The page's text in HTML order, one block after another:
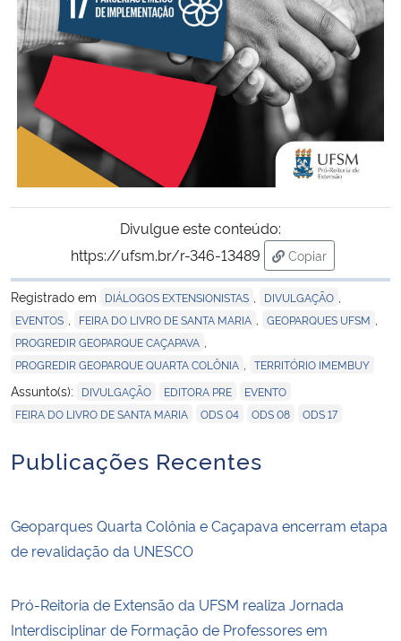
Divulgue este conteúdo:
https://ufsm.br/r-346-13489
Copiar
para área de
Registrado em
DIÁLOGOS EXTENSIONISTAS DIVULGAÇÃO
EVENTOS FEIRA DO LIVRO DE SANTA MARIA GEOPARQUES UFSM
PROGREDIR GEOPARQUE CAÇAPAVA
PROGREDIR GEOPARQUE QUARTA COLÔNIA TERRITÓRIO IMEMBUY
Assunto(s): DIVULGAÇÃO EDITORA PRE EVENTO
FEIRA DO LIVRO DE SANTA MARIA ODS 04 ODS 08 ODS 17
Publicações Recentes
Geoparques Quarta Colônia e Caçapava encerram etapa
de revalidação da UNESCO
Pró-Reitoria de Extensão da UFSM realiza Jornada
Interdisciplinar de Formação de Professores em